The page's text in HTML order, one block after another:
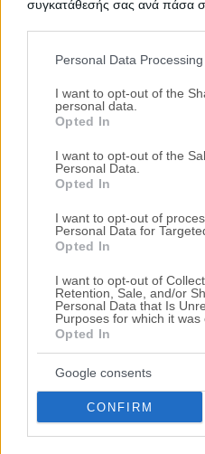
συγκατάθεσής σας ανά πάσα
services and may gather and
not limited to your visit or
grant or deny consent to
use your data for below
consent section.
Personal Data
I want to opt-out of the
personal data.
Opted In
I want to opt-out of the
Personal Data.
Opted In
I want to opt-out of
Personal Data for
Opted In
I want to opt-out of
Retention, Sale, and/or
Personal Data that Is
Purposes for which it was
Opted In
Google consents
CONFIRM
Χρηματοδότηση
Πρώτη Προσφορά:
109.000 €
Μονοκατοικία 306 τ.μ.
Πετρωτό, Ωραιόκαστρο,
306.35 m²
Χρηματοδότηση
Πρώτη Προσφορά:
184.000 €
Αποθηκεύστε την